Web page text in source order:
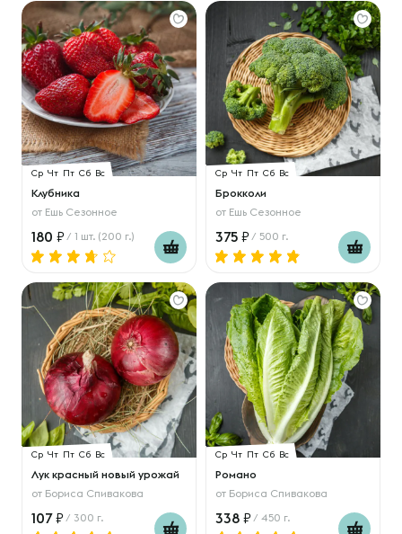
Ср Чт Пт Сб Вс
Клубника
от Ешь Сезонное
180 / 1 шт. (200 г.)
Ср Чт Пт Сб Вс
Брокколи
от Ешь Сезонное
375 / 500 г.
Ср Чт Пт Сб Вс
Лук красный новый урожай
от Бориса Спивакова
107 / 300 г.
Ср Чт Пт Сб Вс
Романо
от Бориса Спивакова
338 / 450 г.